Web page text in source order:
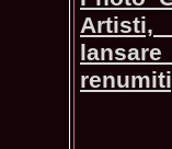
Artisti,